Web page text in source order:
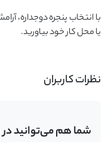
با انتخاب پنجره دوجداره،
یا محل کار خود بیاورید.
نظرات کاربران
شما هم می‌توانید